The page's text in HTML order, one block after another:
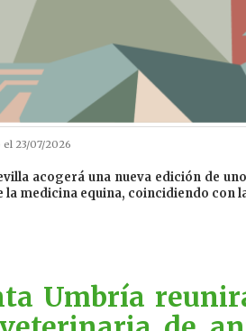
el 23/07/2026
acogerá una nueva edición de
la medicina equina, coincidiendo con
Umbría